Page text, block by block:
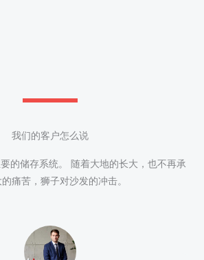
我们的客户怎么说
的储存系统。
随着大地的长大，也不再承
痛苦，狮子对沙发的冲击。